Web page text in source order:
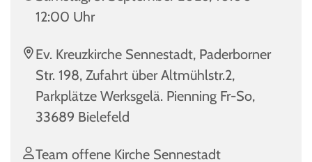
12:00 Uhr
Ev. Kreuzkirche Sennestadt, Paderborner
Str. 198, Zufahrt über Altmühlstr.2,
Parkplätze Werksgelä. Pienning Fr-So,
33689 Bielefeld
Team offene Kirche Sennestadt